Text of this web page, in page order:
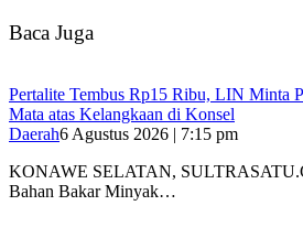
Baca Juga
‎Pertalite Tembus Rp15 Ribu, LIN Minta
Mata atas Kelangkaan di Konsel
Daerah6 Agustus 2026 | 7:15 pm
‎KONAWE SELATAN,
Bahan Bakar Minyak…